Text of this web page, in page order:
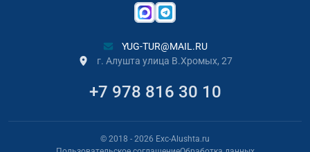
YUG-TUR@MAIL.RU
г. Алушта улица В.Хромых, 27
+7 978 816 30 10
© 2018 - 2026 Exc-Alushta.ru